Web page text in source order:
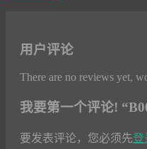
用户评论
There are no reviews yet,
我要第一个评论!
要发表评论，您必须先登